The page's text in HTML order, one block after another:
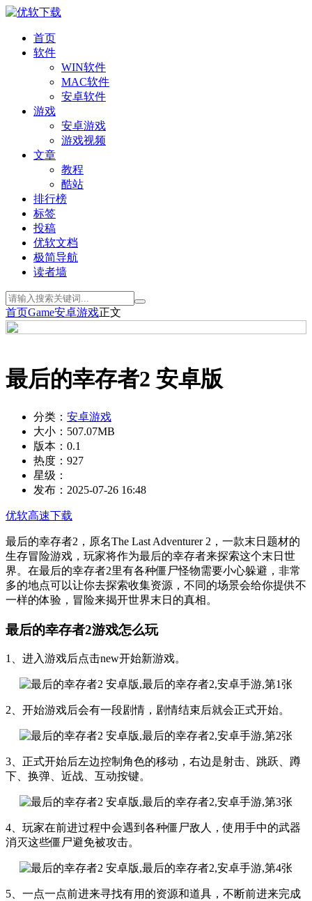
首页
软件
WIN软件
MAC软件
安卓软件
游戏
安卓游戏
游戏视频
文章
教程
酷站
排行榜
标签
投稿
优软文档
极简导航
读者墙
首页Game安卓游戏正文
最后的幸存者2 安卓版
分类： 安卓游戏
大小： 507.07MB
版本： 0.1
热度： 927
星级：
发布： 2025-07-26 16:48
优软高速下载
最后的幸存者2，原名The Last Adventurer 2，一款末日题材的
生存冒险游戏，玩家将作为最后的幸存者来探索这个末日世
界。在最后的幸存者2里有各种僵尸怪物需要小心躲避，非常
多的地点可以让你去探索收集资源，不同的场景会给你提供不
一样的体验，冒险来揭开世界末日的真相。
最后的幸存者2游戏怎么玩
1、进入游戏后点击new开始新游戏。
2、开始游戏后会有一段剧情，剧情结束后就会正式开始。
3、正式开始后左边控制角色的移动，右边是射击、跳跃、蹲
下、换弹、近战、互动按键。
4、玩家在前进过程中会遇到各种僵尸敌人，使用手中的武器
消灭这些僵尸避免被攻击。
5、一点一点前进来寻找有用的资源和道具，不断前进来完成